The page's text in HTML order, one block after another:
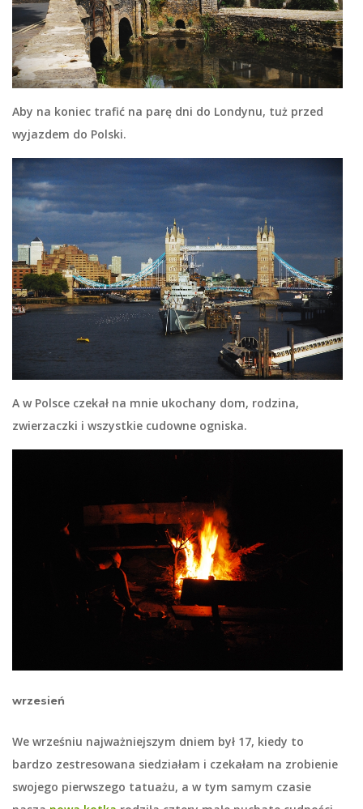
Aby na koniec trafić na parę dni do Londynu, tuż przed
wyjazdem do Polski.
A w Polsce czekał na mnie ukochany dom, rodzina,
zwierzaczki i wszystkie cudowne ogniska.
wrzesień
We wrześniu najważniejszym dniem był 17, kiedy to
bardzo zestresowana siedziałam i czekałam na zrobienie
swojego pierwszego tatuażu, a w tym samym czasie